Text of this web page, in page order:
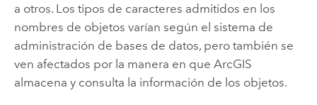
a otros. Los tipos de caracteres admitidos en los
nombres de objetos varían según el sistema de
administración de bases de datos, pero también se
ven afectados por la manera en que ArcGIS
almacena y consulta la información de los objetos.